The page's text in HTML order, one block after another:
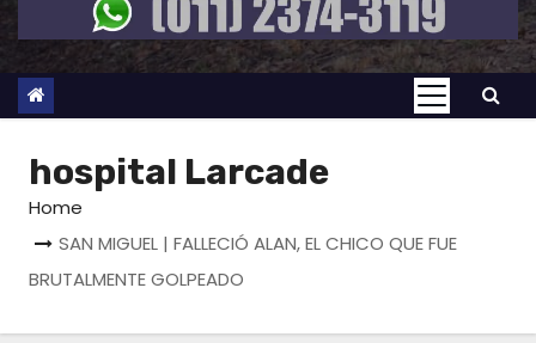
hospital Larcade
Home
SAN MIGUEL | FALLECIÓ ALAN, EL CHICO QUE FUE
BRUTALMENTE GOLPEADO